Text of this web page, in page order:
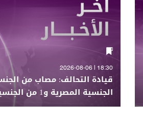
18:30 | 2026-08-06
الجنسية المصرية و1 من الجنسية الباكستانية